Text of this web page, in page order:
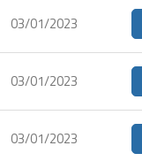
03/01/2023
03/01/2023
03/01/2023